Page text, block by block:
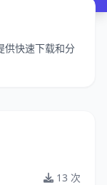
快速下载和分
13 次